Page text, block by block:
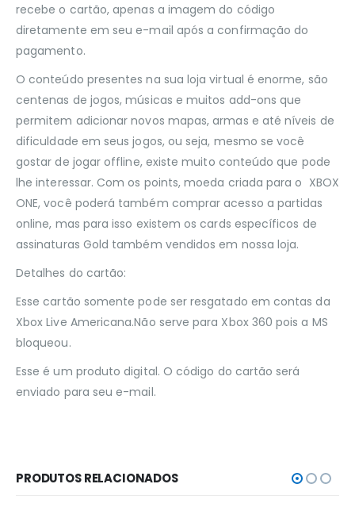
recebe o cartão, apenas a imagem do código
diretamente em seu e-mail após a confirmação do
pagamento.
O conteúdo presentes na sua loja virtual é enorme, são
centenas de jogos, músicas e muitos add-ons que
permitem adicionar novos mapas, armas e até níveis de
dificuldade em seus jogos, ou seja, mesmo se você
gostar de jogar offline, existe muito conteúdo que pode
lhe interessar. Com os points, moeda criada para o XBOX
ONE, você poderá também comprar acesso a partidas
online, mas para isso existem os cards específicos de
assinaturas Gold também vendidos em nossa loja.
Detalhes do cartão:
Esse cartão somente pode ser resgatado em contas da
Xbox Live Americana.Não serve para Xbox 360 pois a MS
bloqueou.
Esse é um produto digital. O código do cartão será
enviado para seu e-mail.
PRODUTOS RELACIONADOS